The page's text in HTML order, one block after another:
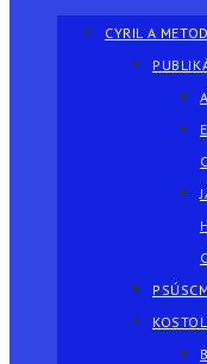
CYRIL A METOD